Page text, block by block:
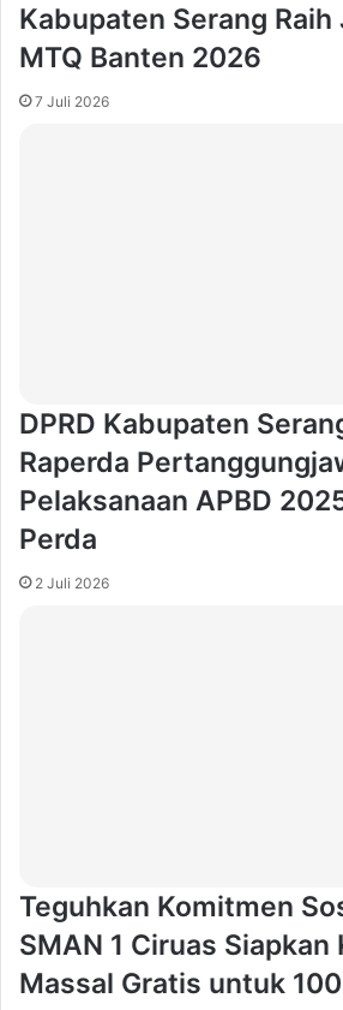
Kabupaten Serang Raih
MTQ Banten 2026
7 Juli 2026
DPRD Kabupaten
Raperda
Pelaksanaan APBD
Perda
2 Juli 2026
Teguhkan Komitmen
SMAN 1 Ciruas Siapkan
Massal Gratis untuk